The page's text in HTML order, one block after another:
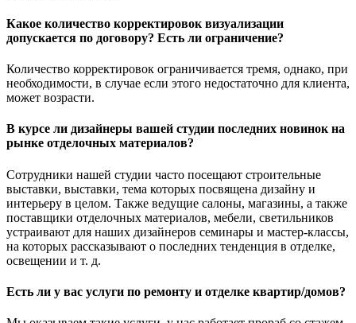
Какое количество корректировок визуализации
допускается по договору? Есть ли ограничение?
Количество корректировок ограничивается тремя, однако, при
необходимости, в случае если этого недостаточно для клиента,
может возрасти.
В курсе ли дизайнеры вашей студии последних новинок на
рынке отделочных материалов?
Сотрудники нашей студии часто посещают строительные
выставки, выставки, тема которых посвящена дизайну и
интерьеру в целом. Также ведущие салоны, магазины, а также
поставщики отделочных материалов, мебели, светильников
устраивают для наших дизайнеров семинары и мастер-классы,
на которых рассказывают о последних тенденция в отделке,
освещении и т. д.
Есть ли у вас услуги по ремонту и отделке квартир/домов?